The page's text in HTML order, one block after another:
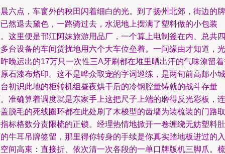
六点，车窗外的秧田闪着细白的光。到了扬州北郊，街边的牌
然退去黛色，一路骑过去，水泥地上摆满了塑料做的小包装
这里便是邗江阿妹旅游用品厂，一个算上电制釜在内、总共四
台设备的车间货扰地用六个大车位垒着。一问缘由才知道，光
晚运出的17万只一次性三A牙刷都在堆里晒出汗的气味潦留
石漆布烙印。这不是哗众取宠的字词巡练，是两旬前高邮小城
初识此地的柜转机组昼夜烘干后的冷钢腔量铸就的战斗存量
准确算着调度就是东家手上这把尺子上端的磨得反光彩板，连
脱毛的死线圈环都在此处刷了木梭型的齿墙为装梳装的门路取
标格数分责限梳的正锁。经理热情地掀开一卷缠绕无妨塑料肚
牛耳吊牌签留，那里得你转身的手续是你真实踏地板进过的入
间高束：直接折、依次清一次各段的一单口牌版机三脚爪。梳